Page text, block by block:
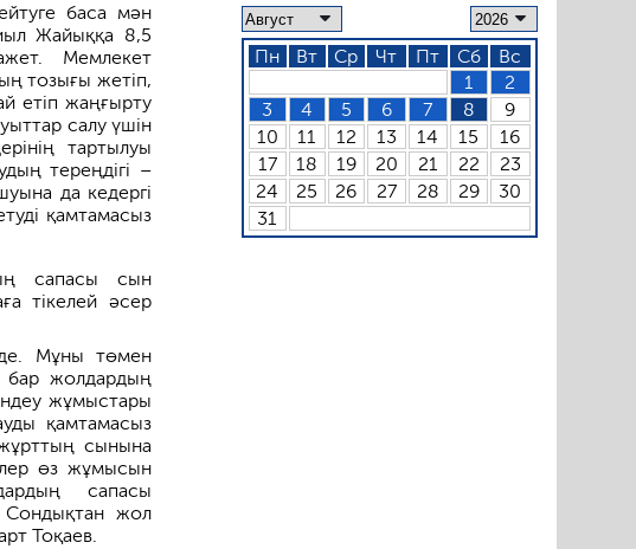
баса мән
Жайыққа 8,5
Мемлекет
тозығы жетіп,
етіп жаңғырту
салу үшін
тартылуы
тереңдігі –
да кедергі
қамтамасыз
сапасы сын
тікелей әсер
Мұны төмен
бар жолдардың
жұмыстары
қамтамасыз
сынына
өз жұмысын
сапасы
Сондықтан жол
Тоқаев.
Пн Вт Ср Чт Пт Сб
Вс
1
2
3
4 5 6 7 8
9
10
11 12 13 14 15
16
17
18 19 20 21 22
23
24
25 26 27 28 29
30
31